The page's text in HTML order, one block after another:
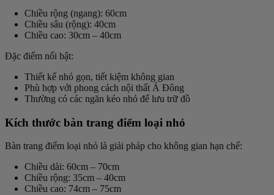
Chiều rộng (ngang): 60cm
Chiều sâu (rộng): 40cm
Chiều cao: 30cm – 40cm
Đặc điểm nổi bật:
Thiết kế nhỏ gọn, tiết kiệm không gian
Phù hợp với phong cách nội thất Á Đông
Thường có các ngăn kéo nhỏ để lưu trữ đồ
Kích thước bàn trang điểm loại nhỏ
Bàn trang điểm loại nhỏ là giải pháp cho không gian hạn chế:
Chiều dài: 60cm – 70cm
Chiều rộng: 35cm – 40cm
Chiều cao: 74cm – 75cm